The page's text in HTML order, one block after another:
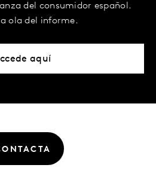
del consumidor español.
ola del informe.
aquí